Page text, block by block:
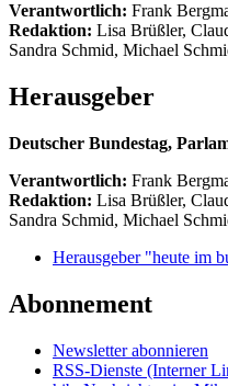
Verantwortlich: Frank
Redaktion: Lisa Brüßler,
Sandra Schmid, Michael
Herausgeber
Deutscher Bundestag,
Verantwortlich: Frank
Redaktion: Lisa Brüßler,
Sandra Schmid, Michael
Herausgeber "heute im
Abonnement
Newsletter abonnieren
RSS-Dienste (Interner